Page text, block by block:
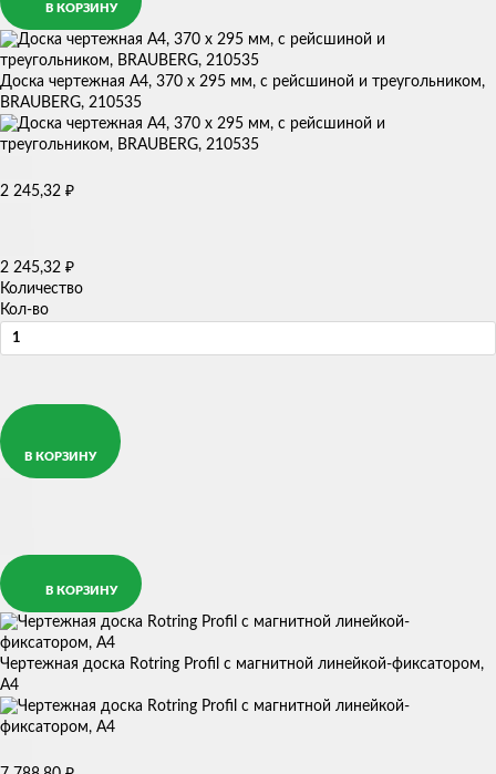
В КОРЗИНУ
Доска чертежная А4, 370 х 295 мм, с рейсшиной и треугольником,
BRAUBERG, 210535
2 245,32 ₽
2 245,32 ₽
Количество
Кол-во
В КОРЗИНУ
В КОРЗИНУ
Чертежная доска Rotring Profil с магнитной линейкой-фиксатором,
А4